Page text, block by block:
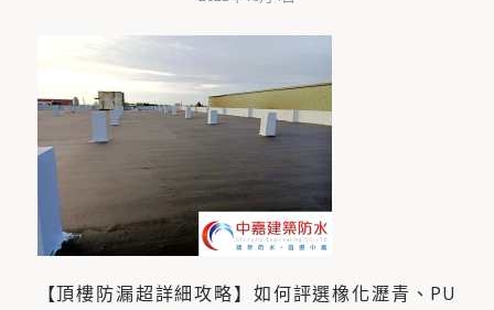
【頂樓防漏超詳細攻略】如何評選橡化瀝青、PU